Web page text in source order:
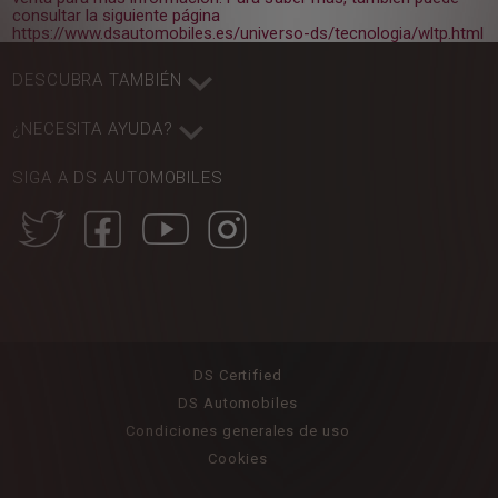
consultar la siguiente página
https://www.dsautomobiles.es/universo-ds/tecnologia/wltp.html
DESCUBRA TAMBIÉN
¿NECESITA AYUDA?
SIGA A DS AUTOMOBILES
DS Certified
DS Automobiles
Condiciones generales de uso
Cookies